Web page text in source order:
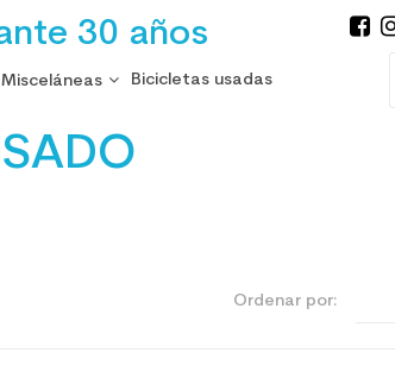
30 años
Misceláneas Bicicletas usadas
Ordenar por: